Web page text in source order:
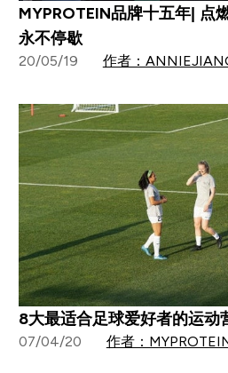
MYPROTEIN品牌十五年| 点
永不停歇
20/05/19 作者：
8大最适合足球爱好者的运动
07/04/20 作者：